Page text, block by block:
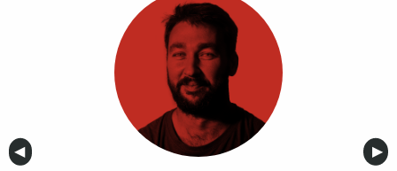
Anterior
◀︎ ▶︎